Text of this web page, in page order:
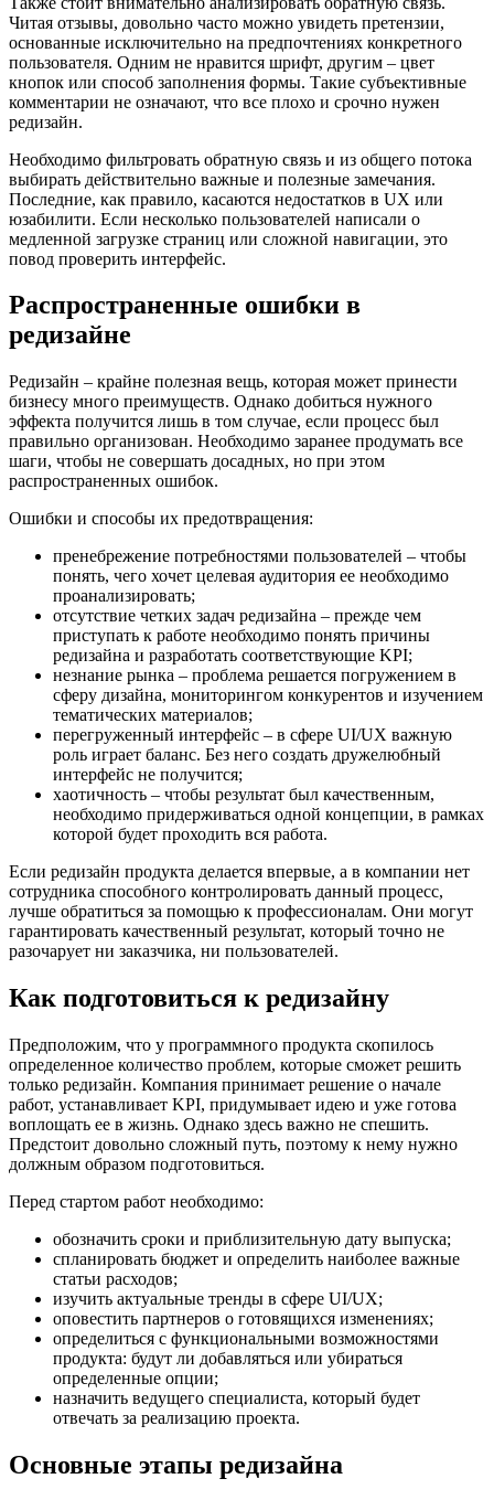
Читая отзывы, довольно часто можно увидеть претензии,
основанные исключительно на предпочтениях конкретного
пользователя. Одним не нравится шрифт, другим – цвет
кнопок или способ заполнения формы. Такие субъективные
комментарии не означают, что все плохо и срочно нужен
редизайн.
Необходимо фильтровать обратную связь и из общего потока
выбирать действительно важные и полезные замечания.
Последние, как правило, касаются недостатков в UX или
юзабилити. Если несколько пользователей написали о
медленной загрузке страниц или сложной навигации, это
повод проверить интерфейс.
Распространенные ошибки в
редизайне
Редизайн – крайне полезная вещь, которая может принести
бизнесу много преимуществ. Однако добиться нужного
эффекта получится лишь в том случае, если процесс был
правильно организован. Необходимо заранее продумать все
шаги, чтобы не совершать досадных, но при этом
распространенных ошибок.
Ошибки и способы их предотвращения:
пренебрежение потребностями пользователей – чтобы
понять, чего хочет целевая аудитория ее необходимо
проанализировать;
отсутствие четких задач редизайна – прежде чем
приступать к работе необходимо понять причины
редизайна и разработать соответствующие KPI;
незнание рынка – проблема решается погружением в
сферу дизайна, мониторингом конкурентов и изучением
тематических материалов;
перегруженный интерфейс – в сфере UI/UX важную
роль играет баланс. Без него создать дружелюбный
интерфейс не получится;
хаотичность – чтобы результат был качественным,
необходимо придерживаться одной концепции, в рамках
которой будет проходить вся работа.
Если редизайн продукта делается впервые, а в компании нет
сотрудника способного контролировать данный процесс,
лучше обратиться за помощью к профессионалам. Они могут
гарантировать качественный результат, который точно не
разочарует ни заказчика, ни пользователей.
Как подготовиться к редизайну
Предположим, что у программного продукта скопилось
определенное количество проблем, которые сможет решить
только редизайн. Компания принимает решение о начале
работ, устанавливает KPI, придумывает идею и уже готова
воплощать ее в жизнь. Однако здесь важно не спешить.
Предстоит довольно сложный путь, поэтому к нему нужно
должным образом подготовиться.
Перед стартом работ необходимо:
обозначить сроки и приблизительную дату выпуска;
спланировать бюджет и определить наиболее важные
статьи расходов;
изучить актуальные тренды в сфере UI/UX;
оповестить партнеров о готовящихся изменениях;
определиться с функциональными возможностями
продукта: будут ли добавляться или убираться
определенные опции;
назначить ведущего специалиста, который будет
отвечать за реализацию проекта.
Основные этапы редизайна